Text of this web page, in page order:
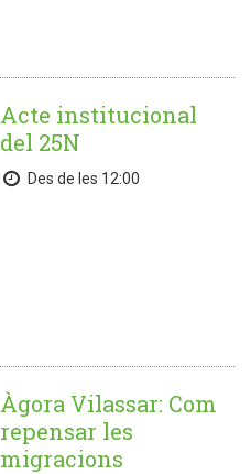
Acte institucional
del 25N
Des de les 12:00
Àgora Vilassar: Com
repensar les
migracions